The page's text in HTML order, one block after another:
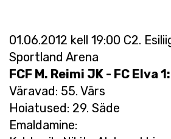
01.06.2012 kell 19:00 C2.
Sportland Arena
FCF M. Reimi JK - FC Elva
Väravad: 55. Värs
Hoiatused: 29. Säde
Emaldamine: